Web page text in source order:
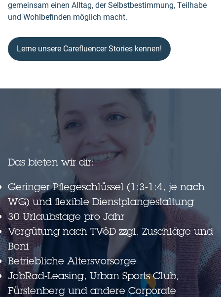
gemeinsam einen Alltag, der Selbstbestimmung, Teilhabe
und Wohlbefinden möglich macht.
Lerne unsere Carefluencer Stories kennen!
Das bieten wir dir:
Geringer Pflegeschlüssel (1:3-1:4, je nach
WG) und flexible Dienstplangestaltung
30 Urlaubstage pro Jahr
Vergütung nach TVöD zzgl. Zuschläge und
Boni
Betriebliche Altersvorsorge
JobRad-Leasing, Urban Sports Club,
Fürstenberg und andere Corporate